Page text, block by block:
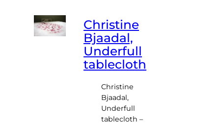
Christine
Bjaadal,
Underfull
tablecloth
Christine
Bjaadal,
Underfull
tablecloth –